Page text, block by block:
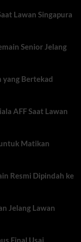
Lawan Singapura
Senior Jelang
yang Bertekad
AFF Saat Lawan
Matikan
Resmi Dipindah ke
Jelang Lawan
Final Usai